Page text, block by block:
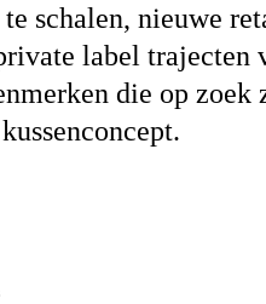
schalen, nieuwe
label trajecten
die op zoek